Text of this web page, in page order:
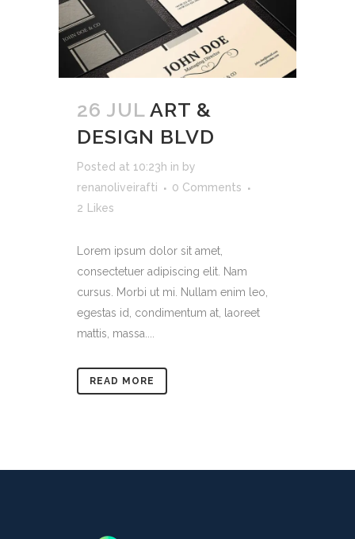
26 JUL ART &
DESIGN BLVD
Posted at 10:23h in by
renanoliveirafti
0 Comments
2
Likes
Lorem ipsum dolor sit amet,
consectetuer adipiscing elit. Nam
cursus. Morbi ut mi. Nullam enim leo,
egestas id, condimentum at, laoreet
mattis, massa....
READ MORE